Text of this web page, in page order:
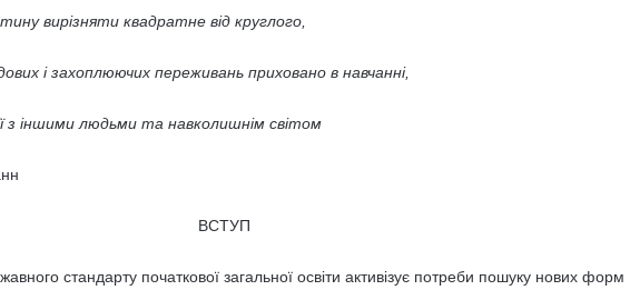
вирізняти квадратне від круглого,
і захоплюючих переживань приховано в навчанні,
з іншими людьми та навколишнім світом
ВСТУП
стандарту початкової загальної освіти активізує потреби пошуку нових форм